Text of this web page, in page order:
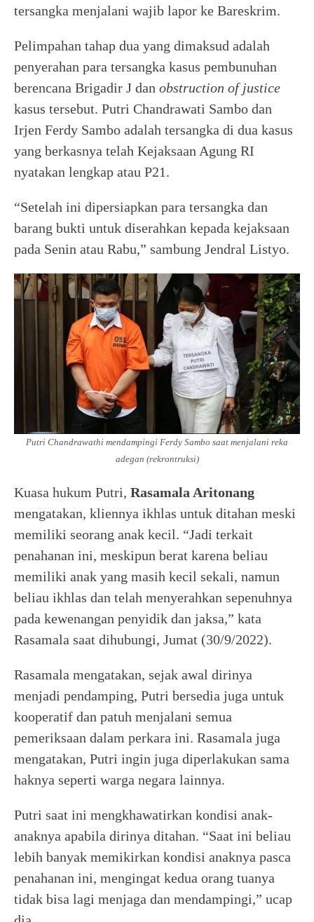
tersangka menjalani wajib lapor ke Bareskrim.
Pelimpahan tahap dua yang dimaksud adalah
penyerahan para tersangka kasus pembunuhan
berencana Brigadir J dan obstruction of justice
kasus tersebut. Putri Chandrawati Sambo dan
Irjen Ferdy Sambo adalah tersangka di dua kasus
yang berkasnya telah Kejaksaan Agung RI
nyatakan lengkap atau P21.
“Setelah ini dipersiapkan para tersangka dan
barang bukti untuk diserahkan kepada kejaksaan
pada Senin atau Rabu,” sambung Jendral Listyo.
Putri Chandrawathi mendampingi Ferdy Sambo saat menjalani reka
adegan (rekrontruksi)
Kuasa hukum Putri, Rasamala Aritonang
mengatakan, kliennya ikhlas untuk ditahan meski
memiliki seorang anak kecil. “Jadi terkait
penahanan ini, meskipun berat karena beliau
memiliki anak yang masih kecil sekali, namun
beliau ikhlas dan telah menyerahkan sepenuhnya
pada kewenangan penyidik dan jaksa,” kata
Rasamala saat dihubungi, Jumat (30/9/2022).
Rasamala mengatakan, sejak awal dirinya
menjadi pendamping, Putri bersedia juga untuk
kooperatif dan patuh menjalani semua
pemeriksaan dalam perkara ini. Rasamala juga
mengatakan, Putri ingin juga diperlakukan sama
haknya seperti warga negara lainnya.
Putri saat ini mengkhawatirkan kondisi anak-
anaknya apabila dirinya ditahan. “Saat ini beliau
lebih banyak memikirkan kondisi anaknya pasca
penahanan ini, mengingat kedua orang tuanya
tidak bisa lagi menjaga dan mendampingi,” ucap